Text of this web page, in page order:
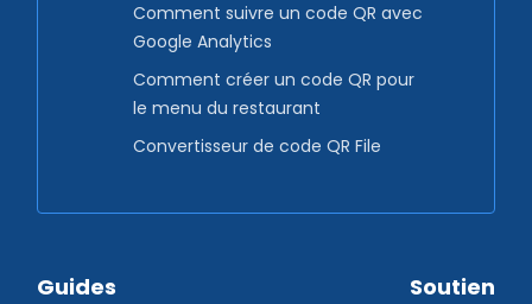
Comment suivre un code QR avec
Google Analytics
Comment créer un code QR pour
le menu du restaurant
Convertisseur de code QR File
Guides Soutien